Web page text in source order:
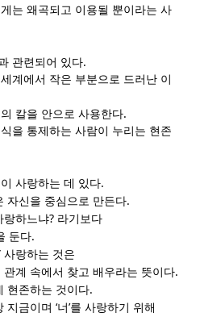
는 왜곡되고 이용될 뿐이라는 사
관련되어 있다.
계에서 작은 부분으로 드러난 이
칼을 안으로 사용한다.
을 통제하는 사람이 누리는 현존
사랑하는 데 있다.
자신을 중심으로 만든다.
랑하느냐? 라기보다
둔다.
사랑하는 것은
계 속에서 찾고 배우라는 뜻이다.
현존하는 것이다.
지금이며‘너’를 사랑하기 위해